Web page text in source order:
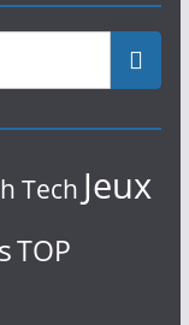
Tech Jeux
TOP